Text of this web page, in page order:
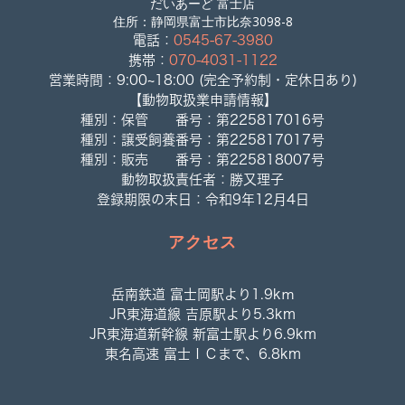
住所：静岡県富士市比奈3098-8
電話： 0545-67-3980
携帯： 070-4031-1122
営業時間：9:00~18:00 (完全予約制・定休日あり)
【動物取扱業申請情報】
種別：保管 番号：第225817016号
種別：譲受飼養番号：第225817017号
種別：販売 番号：第225818007号
動物取扱責任者：勝又理子
登録期限の末日：令和9年12月4日
アクセス
岳南鉄道 富士岡駅より1.9kｍ
JR東海道線 吉原駅より5.3km
JR東海道新幹線 新富士駅より6.9km
東名高速 富士ＩＣまで、6.8km